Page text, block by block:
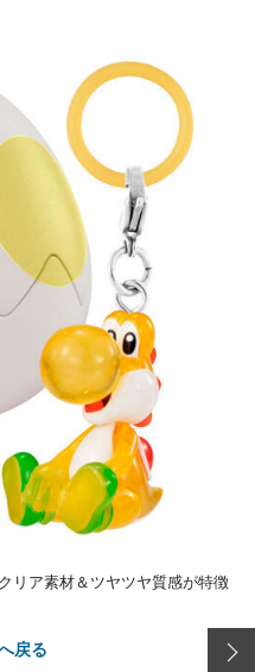
リア素材＆ツヤツヤ質感が特徴
戻る